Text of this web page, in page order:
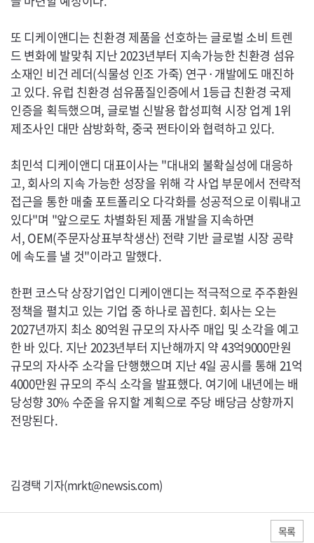
또 디케이앤디는 친환경 제품을 선호하는 글로벌 소비 트렌
드 변화에 발맞춰 지난 2023년부터 지속가능한 친환경 섬유
소재인 비건 레더(식물성 인조 가죽) 연구·개발에도 매진하
고 있다. 유럽 친환경 섬유품질인증에서 1등급 친환경 국제
인증을 획득했으며, 글로벌 신발용 합성피혁 시장 업계 1위
제조사인 대만 삼방화학, 중국 쩐타이와 협력하고 있다.
최민석 디케이앤디 대표이사는 "대내외 불확실성에 대응하
고, 회사의 지속 가능한 성장을 위해 각 사업 부문에서 전략적
접근을 통한 매출 포트폴리오 다각화를 성공적으로 이뤄내고
있다"며 "앞으로도 차별화된 제품 개발을 지속하면
서, OEM(주문자상표부착생산) 전략 기반 글로벌 시장 공략
에 속도를 낼 것"이라고 말했다.
한편 코스닥 상장기업인 디케이앤디는 적극적으로 주주환원
정책을 펼치고 있는 기업 중 하나로 꼽힌다. 회사는 오는
2027년까지 최소 80억원 규모의 자사주 매입 및 소각을 예고
한 바 있다. 지난 2023년부터 지난해까지 약 43억9000만원
규모의 자사주 소각을 단행했으며 지난 4일 공시를 통해 21억
4000만원 규모의 주식 소각을 발표했다. 여기에 내년에는 배
당성향 30% 수준을 유지할 계획으로 주당 배당금 상향까지
전망된다.
김경택 기자(mrkt@newsis.com)
목록